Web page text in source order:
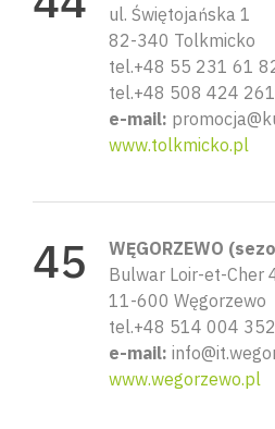
ul. Świętojańska 1
82-340 Tolkmicko
tel.+48 55 231 61
tel.+48 508 424 261
e-mail:
www.tolkmicko.pl
WĘGORZEWO
Bulwar Loir-et-Cher
11-600 Węgorzewo
tel.+48 514 004 352
e-mail:
www.wegorzewo.pl